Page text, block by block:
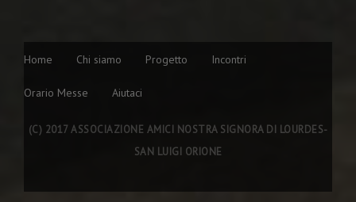
Home Chi siamo Progetto Incontri
Orario Messe Aiutaci
(C) 2017 ASSOCIAZIONE AMICI NOSTRA SIGNORA DI LOURDES-
SAN LUIGI ORIONE